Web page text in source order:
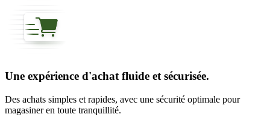
Une expérience d'achat fluide et sécurisée.
Des achats simples et rapides, avec une sécurité optimale pour
magasiner en toute tranquillité.